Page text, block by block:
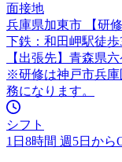
面接地
兵庫県加東市 【研
下鉄：和田岬駅徒歩
【出張先】青森
※研修は神戸市兵庫
務になります。
シフト
1日8時間 週5日から